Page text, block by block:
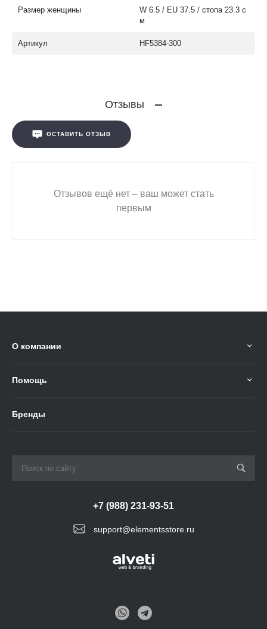
Размер женщины
W 6.5 / EU 37.5 / стопа 23.3 с
м
Артикул HF5384-300
Отзывы
ОСТАВИТЬ ОТЗЫВ
Отзывов ещё нет – ваш может стать
первым
О компании
Помощь
Бренды
support@elementsstore.ru
+7 (988) 231-93-51